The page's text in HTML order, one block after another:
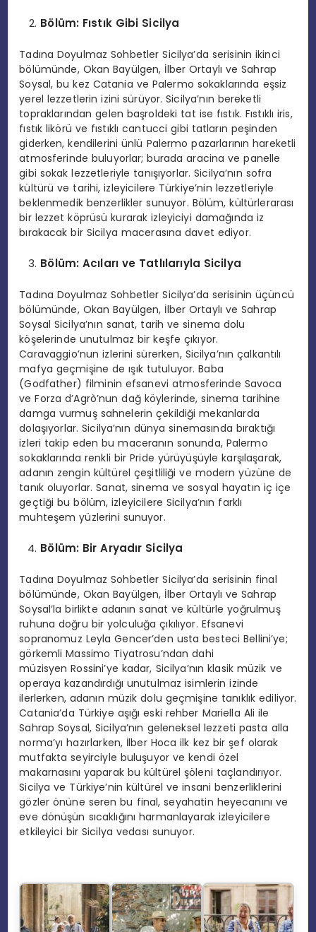
Bölüm: Fıstık Gibi Sicilya
Tadına Doyulmaz Sohbetler Sicilya’da serisinin ikinci
bölümünde, Okan Bayülgen, İlber Ortaylı ve Sahrap
Soysal, bu kez Catania ve Palermo sokaklarında eşsiz
yerel lezzetlerin izini sürüyor. Sicilya’nın bereketli
topraklarından gelen başroldeki tat ise fıstık. Fıstıklı iris,
fıstık likörü ve fıstıklı cantucci gibi tatların peşinden
giderken, kendilerini ünlü Palermo pazarlarının hareketli
atmosferinde buluyorlar; burada aracina ve panelle
gibi sokak lezzetleriyle tanışıyorlar. Sicilya’nın sofra
kültürü ve tarihi, izleyicilere Türkiye’nin lezzetleriyle
beklenmedik benzerlikler sunuyor. Bölüm, kültürlerarası
bir lezzet köprüsü kurarak izleyiciyi damağında iz
bırakacak bir Sicilya macerasına davet ediyor.
Bölüm: Acıları ve Tatlılarıyla Sicilya
Tadına Doyulmaz Sohbetler Sicilya’da serisinin üçüncü
bölümünde, Okan Bayülgen, İlber Ortaylı ve Sahrap
Soysal Sicilya’nın sanat, tarih ve sinema dolu
köşelerinde unutulmaz bir keşfe çıkıyor.
Caravaggio’nun izlerini sürerken, Sicilya’nın çalkantılı
mafya geçmişine de ışık tutuluyor. Baba
(Godfather) filminin efsanevi atmosferinde Savoca
ve Forza d’Agrò’nun dağ köylerinde, sinema tarihine
damga vurmuş sahnelerin çekildiği mekanlarda
dolaşıyorlar. Sicilya’nın dünya sinemasında bıraktığı
izleri takip eden bu maceranın sonunda, Palermo
sokaklarında renkli bir Pride yürüyüşüyle karşılaşarak,
adanın zengin kültürel çeşitliliği ve modern yüzüne de
tanık oluyorlar. Sanat, sinema ve sosyal hayatın iç içe
geçtiği bu bölüm, izleyicilere Sicilya’nın farklı
muhteşem yüzlerini sunuyor.
Bölüm: Bir Aryadır Sicilya
Tadına Doyulmaz Sohbetler Sicilya’da serisinin final
bölümünde, Okan Bayülgen, İlber Ortaylı ve Sahrap
Soysal’la birlikte adanın sanat ve kültürle yoğrulmuş
ruhuna doğru bir yolculuğa çıkılıyor. Efsanevi
sopranomuz Leyla Gencer’den usta besteci Bellini’ye;
görkemli Massimo Tiyatrosu’ndan dahi
müzisyen Rossini’ye kadar, Sicilya’nın klasik müzik ve
operaya kazandırdığı unutulmaz isimlerin izinde
ilerlerken, adanın müzik dolu geçmişine tanıklık ediliyor.
Catania’da Türkiye aşığı eski rehber Mariella Ali ile
Sahrap Soysal, Sicilya’nın geleneksel lezzeti pasta alla
norma’yı hazırlarken, İlber Hoca ilk kez bir şef olarak
mutfakta seyirciyle buluşuyor ve kendi özel
makarnasını yaparak bu kültürel şöleni taçlandırıyor.
Sicilya ve Türkiye’nin kültürel ve insani benzerliklerini
gözler önüne seren bu final, seyahatin heyecanını ve
eve dönüşün sıcaklığını harmanlayarak izleyicilere
etkileyici bir Sicilya vedası sunuyor.